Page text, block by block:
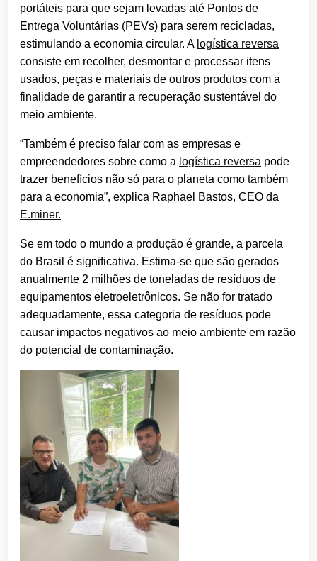
portáteis para que sejam levadas até Pontos de
Entrega Voluntárias (PEVs) para serem recicladas,
estimulando a economia circular. A logística reversa
consiste em recolher, desmontar e processar itens
usados, peças e materiais de outros produtos com a
finalidade de garantir a recuperação sustentável do
meio ambiente.
“Também é preciso falar com as empresas e
empreendedores sobre como a logística reversa pode
trazer benefícios não só para o planeta como também
para a economia”, explica Raphael Bastos, CEO da
E.miner.
Se em todo o mundo a produção é grande, a parcela
do Brasil é significativa. Estima-se que são gerados
anualmente 2 milhões de toneladas de resíduos de
equipamentos eletroeletrônicos. Se não for tratado
adequadamente, essa categoria de resíduos pode
causar impactos negativos ao meio ambiente em razão
do potencial de contaminação.